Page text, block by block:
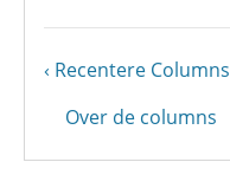
Vorige
Recentere Columns
Over de columns